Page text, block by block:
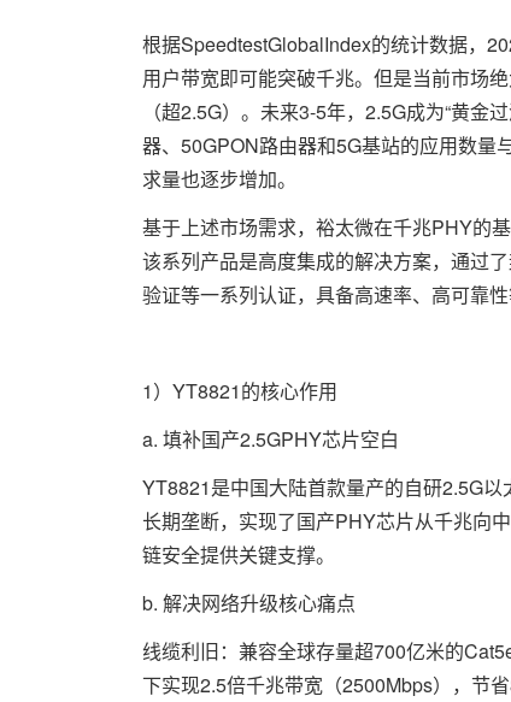
根据SpeedtestGlobalIndex的统计数据，
用户带宽即可能突破千兆。但是当前市场
（超2.5G）。未来3-5年，2.5G成为“黄
器、50GPON路由器和5G基站的应用数量
求量也逐步增加。
基于上述市场需求，裕太微在千兆PHY的
该系列产品是高度集成的解决方案，通过
验证等一系列认证，具备高速率、高可靠性
1）YT8821的核心作用
a. 填补国产2.5GPHY芯片空白
YT8821是中国大陆首款量产的自研2.5G
长期垄断，实现了国产PHY芯片从千兆向
链安全提供关键支撑。
b. 解决网络升级核心痛点
线缆利旧：兼容全球存量超700亿米的
下实现2.5倍千兆带宽（2500Mbps），节省